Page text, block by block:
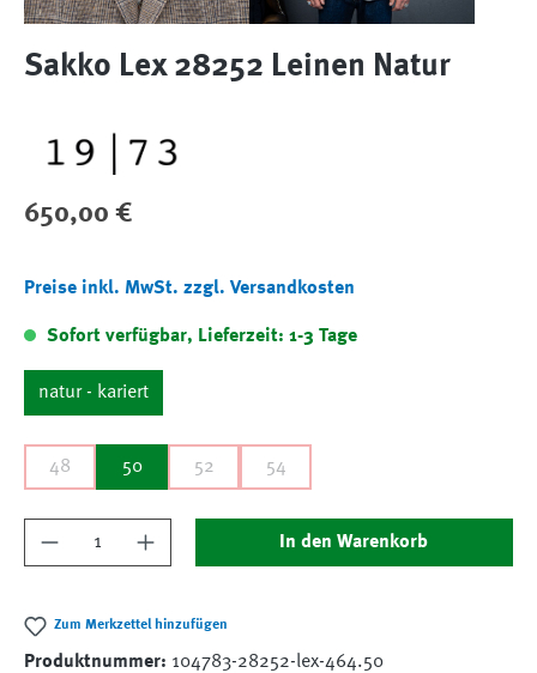
Sakko Lex 28252 Leinen Natur
Regulärer Preis:
650,00 €
Preise inkl. MwSt. zzgl. Versandkosten
Sofort verfügbar, Lieferzeit: 1-3 Tage
natur - kariert
48 50 52 54
Produkt Anzahl: Gib den gewünschten Wert
In den Warenkorb
Zum Merkzettel hinzufügen
Produktnummer: 104783-28252-lex-464.50